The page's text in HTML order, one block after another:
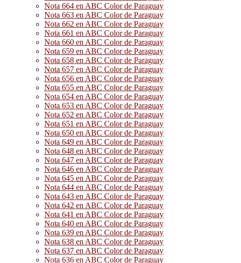
Nota 664 en ABC Color de Paraguay
Nota 663 en ABC Color de Paraguay
Nota 662 en ABC Color de Paraguay
Nota 661 en ABC Color de Paraguay
Nota 660 en ABC Color de Paraguay
Nota 659 en ABC Color de Paraguay
Nota 658 en ABC Color de Paraguay
Nota 657 en ABC Color de Paraguay
Nota 656 en ABC Color de Paraguay
Nota 655 en ABC Color de Paraguay
Nota 654 en ABC Color de Paraguay
Nota 653 en ABC Color de Paraguay
Nota 652 en ABC Color de Paraguay
Nota 651 en ABC Color de Paraguay
Nota 650 en ABC Color de Paraguay
Nota 649 en ABC Color de Paraguay
Nota 648 en ABC Color de Paraguay
Nota 647 en ABC Color de Paraguay
Nota 646 en ABC Color de Paraguay
Nota 645 en ABC Color de Paraguay
Nota 644 en ABC Color de Paraguay
Nota 643 en ABC Color de Paraguay
Nota 642 en ABC Color de Paraguay
Nota 641 en ABC Color de Paraguay
Nota 640 en ABC Color de Paraguay
Nota 639 en ABC Color de Paraguay
Nota 638 en ABC Color de Paraguay
Nota 637 en ABC Color de Paraguay
Nota 636 en ABC Color de Paraguay